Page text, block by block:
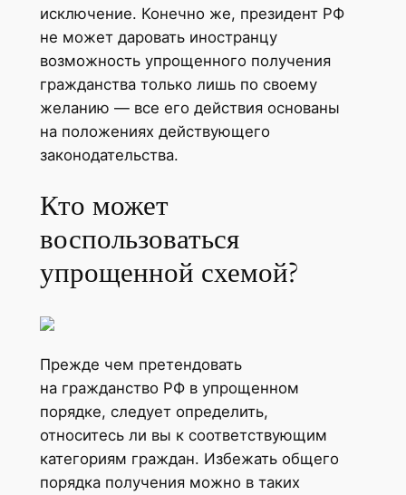
исключение. Конечно же, президент РФ
не может даровать иностранцу
возможность упрощенного получения
гражданства только лишь по своему
желанию — все его действия основаны
на положениях действующего
законодательства.
Кто может
воспользоваться
упрощенной схемой?
Прежде чем претендовать
на гражданство РФ в упрощенном
порядке, следует определить,
относитесь ли вы к соответствующим
категориям граждан. Избежать общего
порядка получения можно в таких